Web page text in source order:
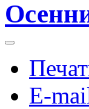
E-